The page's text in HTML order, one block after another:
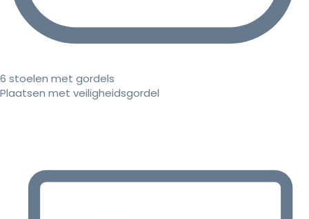
6 stoelen met gordels
Plaatsen met veiligheidsgordel